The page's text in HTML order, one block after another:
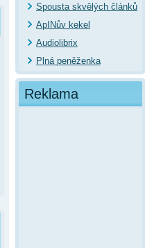
Spousta skvělých článků
ApINův kekel
Audiolibrix
Plná peněženka
Reklama